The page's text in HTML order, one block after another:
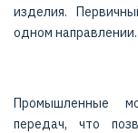
изделия.
одном направлении.
Промышленные
передач, что